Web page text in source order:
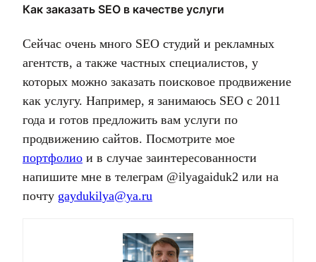
Как заказать SEO в качестве услуги
Сейчас очень много SEO студий и рекламных
агентств, а также частных специалистов, у
которых можно заказать поисковое продвижение
как услугу. Например, я занимаюсь SEO с 2011
года и готов предложить вам услуги по
продвижению сайтов. Посмотрите мое
портфолио и в случае заинтересованности
напишите мне в телеграм @ilyagaiduk2 или на
почту gaydukilya@ya.ru